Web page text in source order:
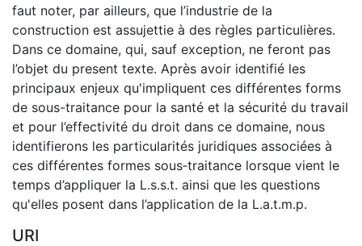
faut noter, par ailleurs, que l’industrie de la
construction est assujettie à des règles particulières.
Dans ce domaine, qui, sauf exception, ne feront pas
l’objet du present texte. Après avoir identifié les
principaux enjeux qu'impliquent ces différentes forms
de sous-traitance pour la santé et la sécurité du travail
et pour l’effectivité du droit dans ce domaine, nous
identifierons les particularités juridiques associées à
ces différentes formes sous‐traitance lorsque vient le
temps d’appliquer la L.s.s.t. ainsi que les questions
qu'elles posent dans l’application de la L.a.t.m.p.
URI